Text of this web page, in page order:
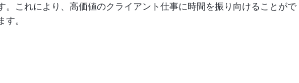
。これにより、高価値のクライアント仕事に時間を振り向けることがで
す。